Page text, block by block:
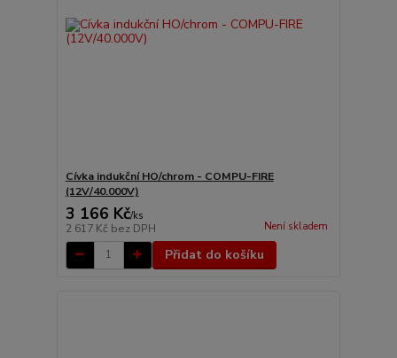
Cívka indukční HO/chrom - COMPU-FIRE
(12V/40.000V)
3 166 Kč/ks
2 617 Kč bez DPH Není skladem
Přidat do košíku